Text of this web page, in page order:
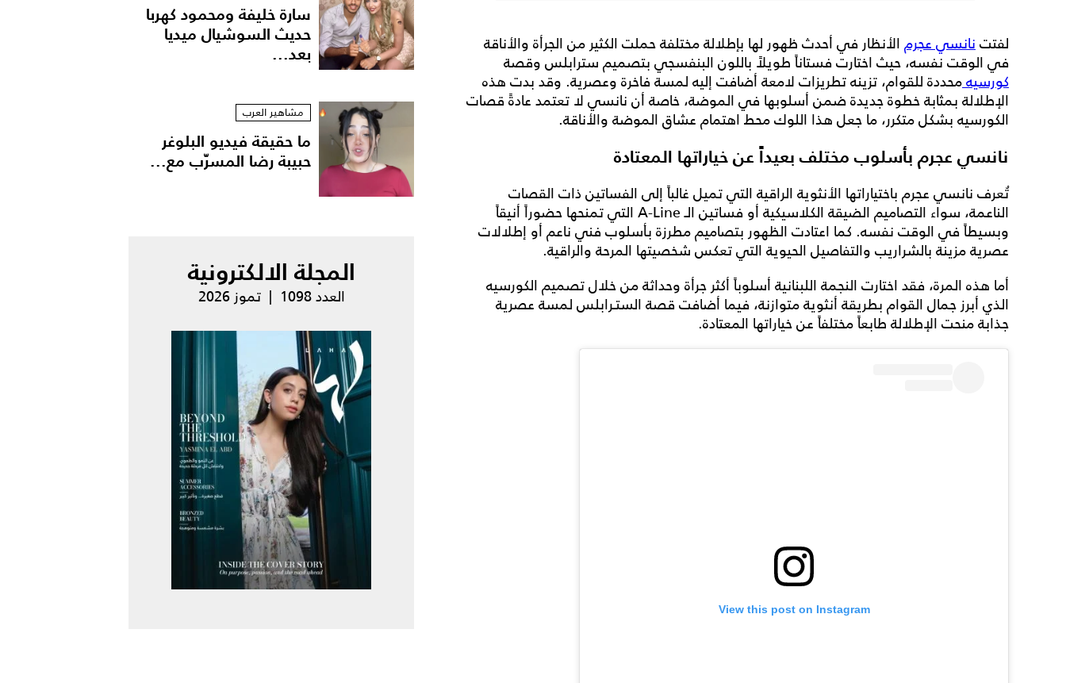
لفتت نانسي عجرم الأنظار في أحدث ظهور لها بإطلالة مختلفة حملت الكثير من الجرأة والأناقة
في الوقت نفسه، حيث اختارت فستاناً طويلاً باللون البنفسجي بتصميم سترابلس وقصة
كورسيهمحددة للقوام، تزينه تطريزات لامعة أضافت إليه لمسة فاخرة وعصرية. وقد بدت هذه
الإطلالة بمثابة خطوة جديدة ضمن أسلوبها في الموضة، خاصة أن نانسي لا تعتمد عادةً قصات
الكورسيه بشكل متكرر، ما جعل هذا اللوك محط اهتمام عشاق الموضة والأناقة.
نانسي عجرم بأسلوب مختلف بعيداً عن خياراتها المعتادة
تُعرف نانسي عجرم باختياراتها الأنثوية الراقية التي تميل غالباً إلى الفساتين ذات القصات
الناعمة، سواء التصاميم الضيقة الكلاسيكية أو فساتين الـ A-Line التي تمنحها حضوراً أنيقاً
وبسيطاً في الوقت نفسه. كما اعتادت الظهور بتصاميم مطرزة بأسلوب فني ناعم أو إطلالات
عصرية مزينة بالشراريب والتفاصيل الحيوية التي تعكس شخصيتها المرحة والراقية.
أما هذه المرة، فقد اختارت النجمة اللبنانية أسلوباً أكثر جرأة وحداثة من خلال تصميم الكورسيه
الذي أبرز جمال القوام بطريقة أنثوية متوازنة، فيما أضافت قصة الستـرابلس لمسة عصرية
جذابة منحت الإطلالة طابعاً مختلفاً عن خياراتها المعتادة.
View this post on Instagram
سارة خليفة ومحمود كهربا
حديث السوشيال ميديا
بعد...
مشاهير العرب
ما حقيقة فيديو البلوغر
حبيبة رضا المسرّب مع...
المجلة الالكترونية
العدد 1098 | تموز 2026